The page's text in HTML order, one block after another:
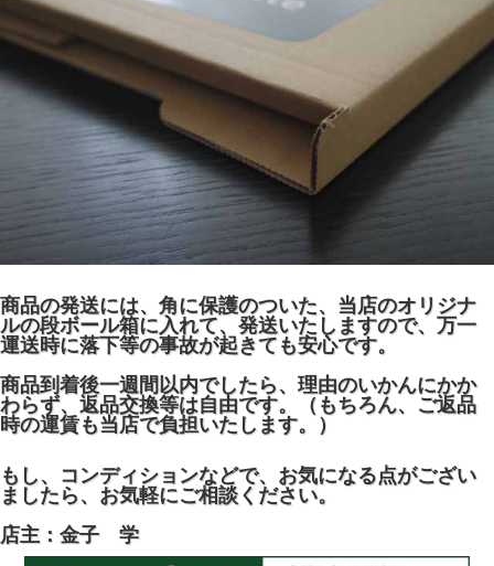
商品の発送には、角に保護のついた、当店のオリジナ
ルの段ボール箱に入れて、発送いたしますので、万一
運送時に落下等の事故が起きても安心です。
商品到着後一週間以内でしたら、理由のいかんにかか
わらず、返品交換等は自由です。（もちろん、ご返品
時の運賃も当店で負担いたします。）
もし、コンディションなどで、お気になる点がござい
ましたら、お気軽にご相談ください。
店主：金子 学